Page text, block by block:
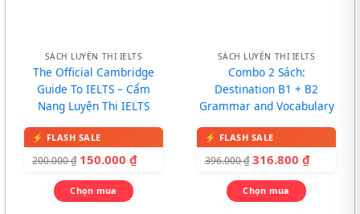
SÁCH LUYỆN THI IELTS
The Official Cambridge
Guide To IELTS – Cẩm
Nang Luyện Thi IELTS
200.000₫ 150.000 ₫
Chọn mua
SÁCH LUYỆN THI IELTS
Combo 2 Sách:
Destination B1 + B2
Grammar and Vocabulary
396.000₫ 316.800 ₫
Chọn mua